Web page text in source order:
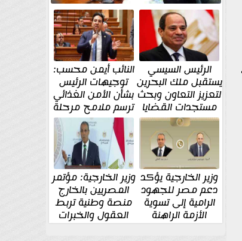
الرئيس السيسي
يستقبل ملك البحرين
لتعزيز التعاون وبحث
مستجدات القضايا
الإقليمية والدولية
النائب أيمن محسب:
توجيهات الرئيس
بشأن الأمن الغذائي
ترسم ملامح مرحلة
جديدة
وزير الخارجية يؤكد
دعم مصر للجهود
الرامية إلى تسوية
الأزمة الراهنة
وزير الخارجية: مؤتمر
المصريين بالخارج
منصة وطنية تربط
العقول والخبرات
المصرية بالدولة